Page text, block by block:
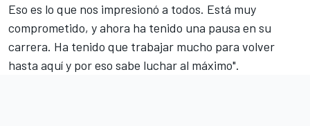
Eso es lo que nos impresionó a todos. Está muy
comprometido, y ahora ha tenido una pausa en su
carrera. Ha tenido que trabajar mucho para volver
hasta aquí y por eso sabe luchar al máximo".